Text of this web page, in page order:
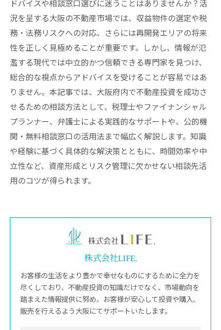
ドバイスや相談窓口選びに迷うことはありませんか？活
況を呈する大阪の不動産市場では、収益物件の選定や税
務・法務リスクへの対応、さらには再開発エリアの将来
性を正しく見極めることが重要です。しかし、情報が氾
濫する現代では中立的かつ信頼できる専門家を見つけ、
総合的な視点からアドバイスを受けることが容易ではあ
りません。本記事では、大阪府内で不動産投資を成功さ
せるための相談方法として、税理士やファイナンシャル
プランナー、弁護士による実践的なサポートや、公的機
関・無料相談窓口の活用法まで幅広く解説します。知識
や経験に基づく具体的な解決策とともに、時間効率や中
立性など、資産形成とリスク管理に欠かせない相談先活
用のコツが得られます。
株式会社LIFE.
お客様の生活をより豊かで幸せなものにするために全力を
尽くしており、不動産投資の知識だけでなく、市場動向を
踏まえた情報提供に努め、お客様が安心して投資や購入、
販売を行えるよう大阪にてサポートいたします。